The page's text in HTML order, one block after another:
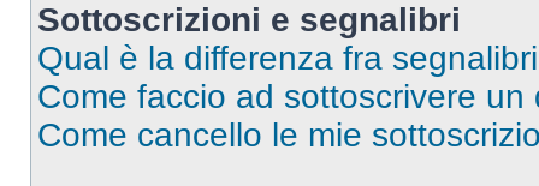
Sottoscrizioni e segnalibri
Qual è la differenza fra
Come faccio ad sottoscrivere
Come cancello le mie